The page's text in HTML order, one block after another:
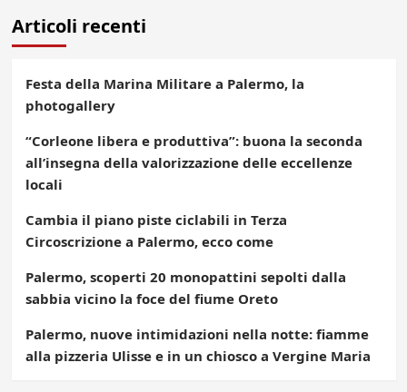
Articoli recenti
Festa della Marina Militare a Palermo, la
photogallery
“Corleone libera e produttiva”: buona la seconda
all’insegna della valorizzazione delle eccellenze
locali
Cambia il piano piste ciclabili in Terza
Circoscrizione a Palermo, ecco come
Palermo, scoperti 20 monopattini sepolti dalla
sabbia vicino la foce del fiume Oreto
Palermo, nuove intimidazioni nella notte: fiamme
alla pizzeria Ulisse e in un chiosco a Vergine Maria